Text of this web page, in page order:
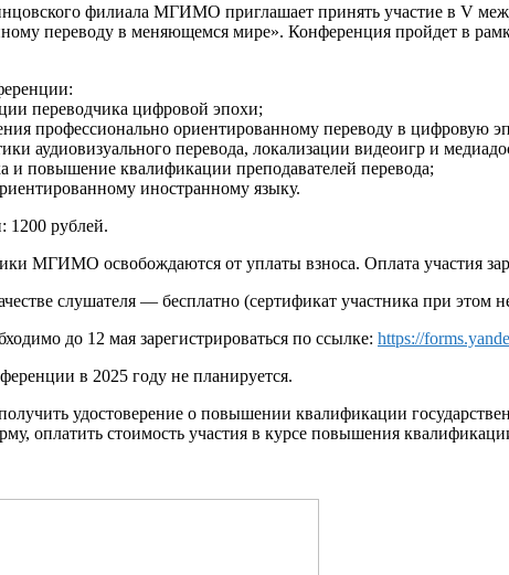
филиала МГИМО приглашает принять участие в V
переводу в меняющемся мире». Конференция пройдет в
переводчика цифровой эпохи;
профессионально ориентированному переводу в цифровую
аудиовизуального перевода, локализации видеоигр и
и повышение квалификации преподавателей перевода;
иностранному языку.
1200 рублей.
МГИМО освобождаются от уплаты взноса. Оплата участия
слушателя — бесплатно (сертификат участника при этом
до 12 мая зарегистрироваться по ссылке: https://
в 2025 году не планируется.
удостоверение о повышении квалификации
оплатить стоимость участия в курсе повышения